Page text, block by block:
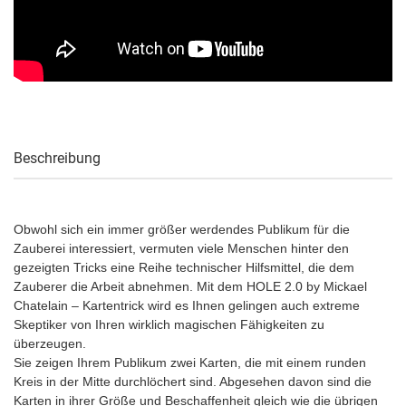
Beschreibung
Obwohl sich ein immer größer werdendes Publikum für die
Zauberei interessiert, vermuten viele Menschen hinter den
gezeigten Tricks eine Reihe technischer Hilfsmittel, die dem
Zauberer die Arbeit abnehmen. Mit dem HOLE 2.0 by Mickael
Chatelain – Kartentrick wird es Ihnen gelingen auch extreme
Skeptiker von Ihren wirklich magischen Fähigkeiten zu
überzeugen.
Sie zeigen Ihrem Publikum zwei Karten, die mit einem runden
Kreis in der Mitte durchlöchert sind. Abgesehen davon sind die
Karten in ihrer Größe und Beschaffenheit gleich wie die übrigen